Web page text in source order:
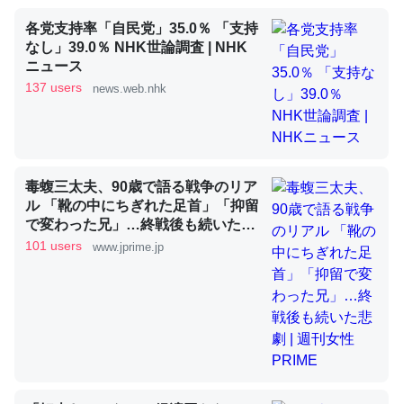
ど、短期記憶というには多い分量。進化すればするほど分
かりやすく強くなりそう
─GPTの仕組みと限界についての考察（１） - conceptualization
昆虫ってカルシウム少ないのか。知らんかった。調べたら
コオロギのカルシウム分はエビの600分の1程度。
─ニュース :: 【研究発表】昆虫学の大問題＝「昆虫はなぜ海にいな
利だから両方が拮抗してるのでは」とあって面白い。海に
各党支持率「自民党」35.0％ 「支持
なし」39.0％ NHK世論調査 | NHK
ニュース
137 users news.web.nhk
毒蝮三太夫、90歳で語る戦争のリア
ル 「靴の中にちぎれた足首」「抑留
で変わった兄」…終戦後も続いた悲
劇 | 週刊女性PRIME
101 users www.jprime.jp